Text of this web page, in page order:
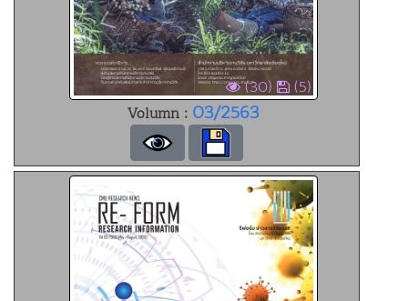
(30)
(5)
Volumn : 03/2563